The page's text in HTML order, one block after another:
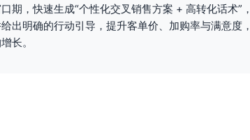
期，快速生成“个性化交叉销售方案 + 高转化话术”，
出明确的行动引导，提升客单价、加购率与满意度，
长。